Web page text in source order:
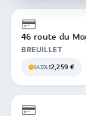
46 route du
BREUILLET
GAZOLE2,259 €